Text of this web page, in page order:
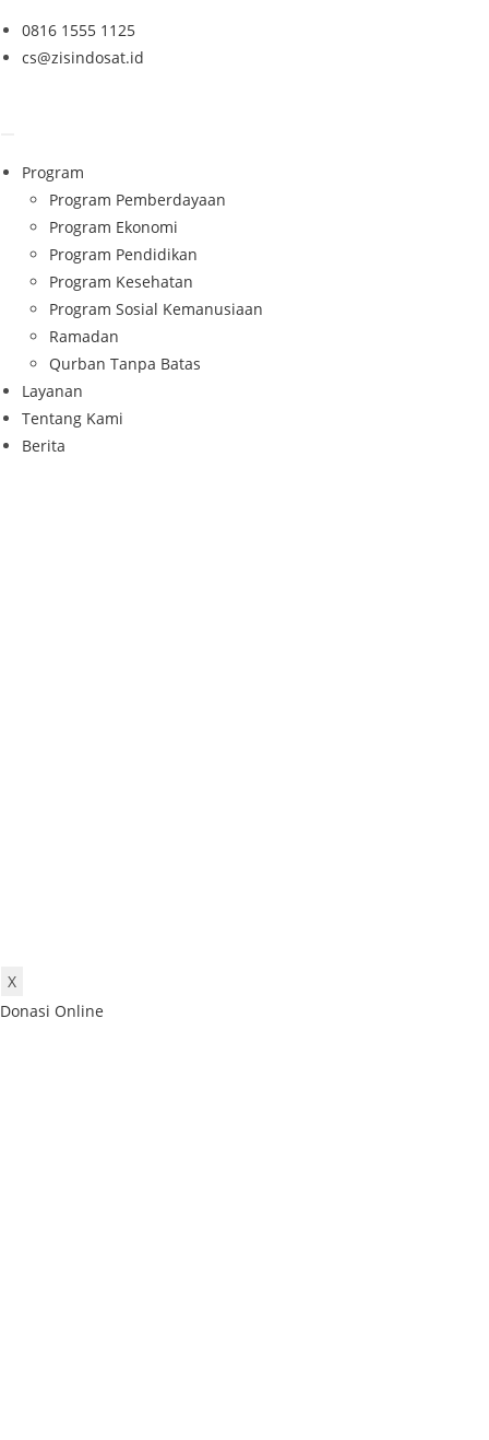
Skip
to
0816 1555 1125
cs@zisindosat.id
Program
Program Pemberdayaan
Program Ekonomi
Program Pendidikan
Program Kesehatan
Program Sosial Kemanusiaan
Ramadan
Qurban Tanpa Batas
Layanan
Tentang Kami
Berita
X
Donasi Online